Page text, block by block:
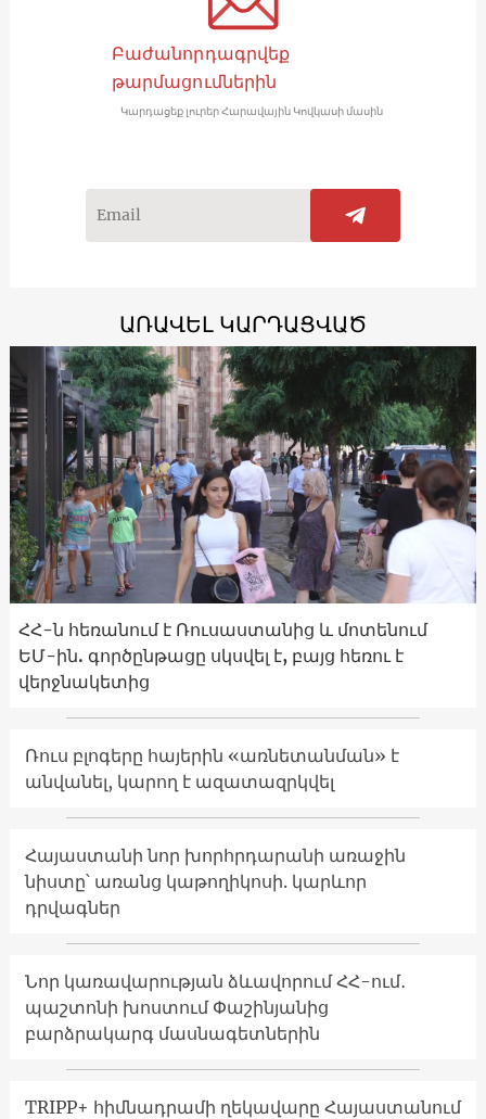
Բաժանորդագրվեք
թարմացումներին
Կարդացեք լուրեր Հարավային Կովկասի մասին
ԱՌԱՎԵԼ ԿԱՐԴԱՑՎԱԾ
ՀՀ-ն հեռանում է Ռուսաստանից և մոտենում
ԵՄ-ին. գործընթացը սկսվել է, բայց հեռու է
վերջնակետից
Ռուս բլոգերը հայերին «առնետանման» է
անվանել, կարող է ազատազրկվել
Հայաստանի նոր խորհրդարանի առաջին
նիստը՝ առանց կաթողիկոսի. կարևոր
դրվագներ
Նոր կառավարության ձևավորում ՀՀ-ում․
պաշտոնի խոստում Փաշինյանից
բարձրակարգ մասնագետներին
TRIPP+ հիմնադրամի ղեկավարը Հայաստանում